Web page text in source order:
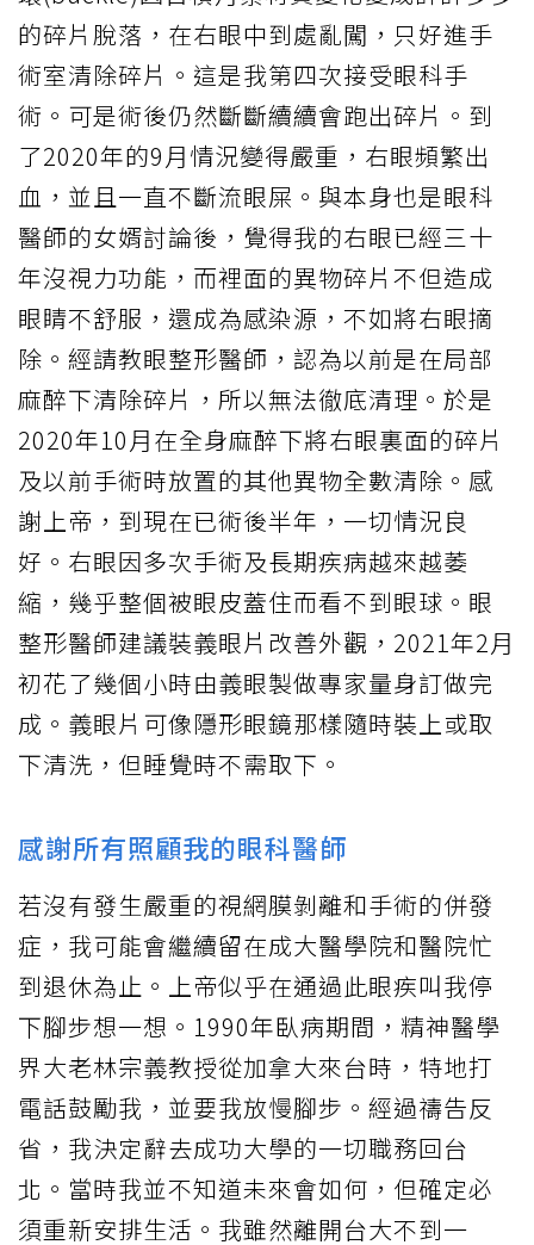
的碎片脫落，在右眼中到處亂闖，只好進手
術室清除碎片。這是我第四次接受眼科手
術。可是術後仍然斷斷續續會跑出碎片。到
了2020年的9月情況變得嚴重，右眼頻繁出
血，並且一直不斷流眼屎。與本身也是眼科
醫師的女婿討論後，覺得我的右眼已經三十
年沒視力功能，而裡面的異物碎片不但造成
眼睛不舒服，還成為感染源，不如將右眼摘
除。經請教眼整形醫師，認為以前是在局部
麻醉下清除碎片，所以無法徹底清理。於是
2020年10月在全身麻醉下將右眼裏面的碎片
及以前手術時放置的其他異物全數清除。感
謝上帝，到現在已術後半年，一切情況良
好。右眼因多次手術及長期疾病越來越萎
縮，幾乎整個被眼皮蓋住而看不到眼球。眼
整形醫師建議裝義眼片改善外觀，2021年2月
初花了幾個小時由義眼製做專家量身訂做完
成。義眼片可像隱形眼鏡那樣隨時裝上或取
下清洗，但睡覺時不需取下。
感謝所有照顧我的眼科醫師
若沒有發生嚴重的視網膜剝離和手術的併發
症，我可能會繼續留在成大醫學院和醫院忙
到退休為止。上帝似乎在通過此眼疾叫我停
下腳步想一想。1990年臥病期間，精神醫學
界大老林宗義教授從加拿大來台時，特地打
電話鼓勵我，並要我放慢腳步。經過禱告反
省，我決定辭去成功大學的一切職務回台
北。當時我並不知道未來會如何，但確定必
須重新安排生活。我雖然離開台大不到一